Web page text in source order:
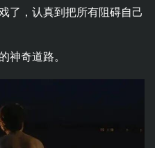
了，认真到把所有阻碍自己
神奇道路。